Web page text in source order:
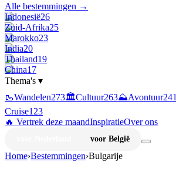
Alle bestemmingen →
Indonesië26
Zuid-Afrika25
Marokko23
India20
Thailand19
China17
Thema's ▾
🥾Wandelen273🏛️Cultuur263⛰️Avontuur241
Cruise123
🔥 Vertrek deze maandInspiratieOver ons
voor België
Home›Bestemmingen›Bulgarije